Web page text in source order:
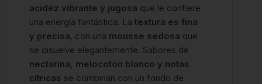
acidez vibrante y jugosa que le confiere
una energía fantástica. La textura es fina
y precisa, con una mousse sedosa que
se disuelve elegantemente. Sabores de
nectarina, melocotón blanco y notas
cítricas se combinan con un fondo de